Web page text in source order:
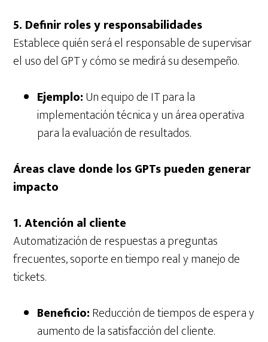
5. Definir roles y responsabilidades
Establece quién será el responsable de supervisar
el uso del GPT y cómo se medirá su desempeño.
Ejemplo:Un equipo de IT para la
implementación técnica y un área operativa
para la evaluación de resultados.
Áreas clave donde los GPTs pueden generar
impacto
1. Atención al cliente
Automatización de respuestas a preguntas
frecuentes, soporte en tiempo real y manejo de
tickets.
Beneficio:Reducción de tiempos de espera y
aumento de la satisfacción del cliente.